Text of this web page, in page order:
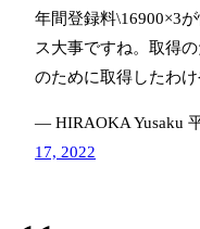
年間登録料\16900×3
ス大事ですね。取得
のために取得したわけ
— HIRAOKA Yusaku
17, 2022